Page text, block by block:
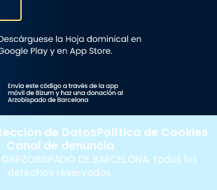
DE BARCELONA, todos los
derechos reservados.
de DatosPolítica de Cookies
Canal de denuncia